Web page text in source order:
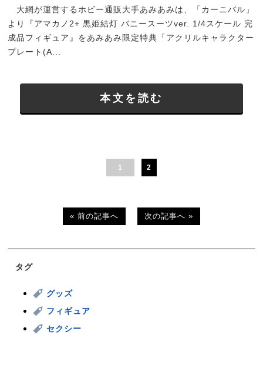
大網が運営するホビー通販大手あみあみは、「カーニバル」
より『アマカノ2+ 黒姫結灯 バニースーツver. 1/4スケール 完
成品フィギュア』をあみあみ限定特典「アクリルキャラクター
プレート(A...
本文を読む
1 2
« 前の記事へ 次の記事へ »
タグ
グッズ
フィギュア
セクシー